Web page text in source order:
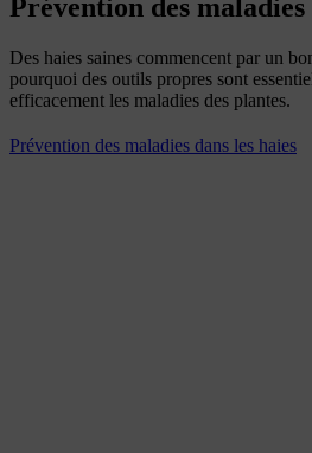
Prévention des maladies
Des haies saines commencent par un
pourquoi des outils propres sont
efficacement les maladies des plantes.
Prévention des maladies dans les haies